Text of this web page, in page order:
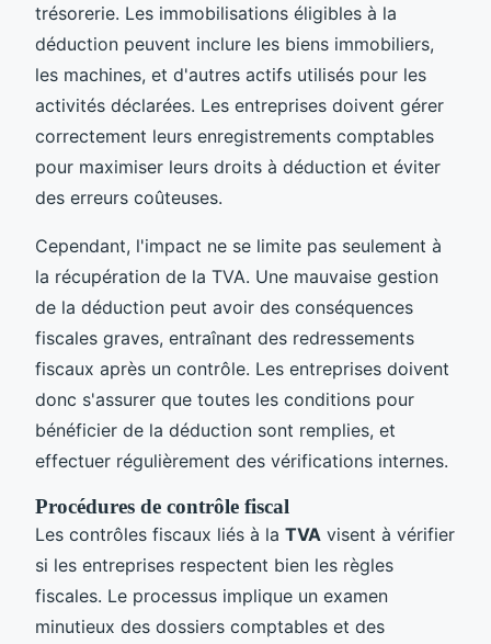
trésorerie. Les immobilisations éligibles à la
déduction peuvent inclure les biens immobiliers,
les machines, et d'autres actifs utilisés pour les
activités déclarées. Les entreprises doivent gérer
correctement leurs enregistrements comptables
pour maximiser leurs droits à déduction et éviter
des erreurs coûteuses.
Cependant, l'impact ne se limite pas seulement à
la récupération de la TVA. Une mauvaise gestion
de la déduction peut avoir des conséquences
fiscales graves, entraînant des redressements
fiscaux après un contrôle. Les entreprises doivent
donc s'assurer que toutes les conditions pour
bénéficier de la déduction sont remplies, et
effectuer régulièrement des vérifications internes.
Procédures de contrôle fiscal
Les contrôles fiscaux liés à la TVA visent à vérifier
si les entreprises respectent bien les règles
fiscales. Le processus implique un examen
minutieux des dossiers comptables et des